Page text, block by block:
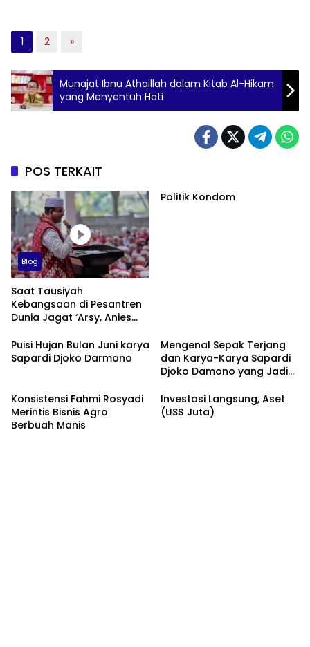
1 2 »
Munajat Ibnu Athaillah dalam Kitab Al-Hikam
yang Menyentuh Hati
POS TERKAIT
Blog
Saat Tausiyah
Kebangsaan di Pesantren
Dunia Jagat ‘Arsy, Anies
Dukungan dari Abah Aos
Politik Kondom
Puisi Hujan Bulan Juni karya
Sapardi Djoko Darmono
Mengenal Sepak Terjang
dan Karya-Karya Sapardi
Djoko Damono yang Jadi
Konsistensi Fahmi Rosyadi
Merintis Bisnis Agro
Berbuah Manis
Investasi Langsung, Aset
(US$ Juta)